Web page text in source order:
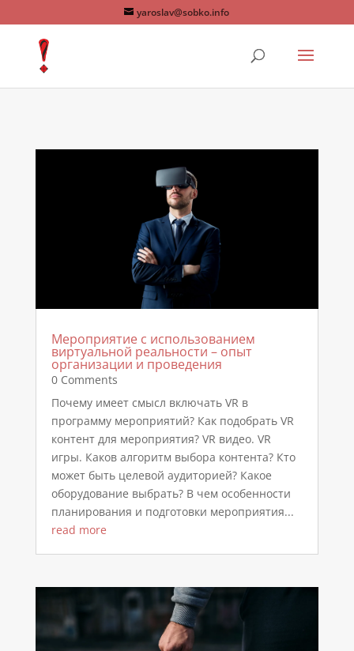
yaroslav@sobko.info
Мероприятие с использованием
виртуальной реальности – опыт
организации и проведения
0 Comments
Почему имеет смысл включать VR в
программу мероприятий? Как подобрать VR
контент для мероприятия? VR видео. VR
игры. Каков алгоритм выбора контента? Кто
может быть целевой аудиторией? Какое
оборудование выбрать? В чем особенности
планирования и подготовки мероприятия...
read more